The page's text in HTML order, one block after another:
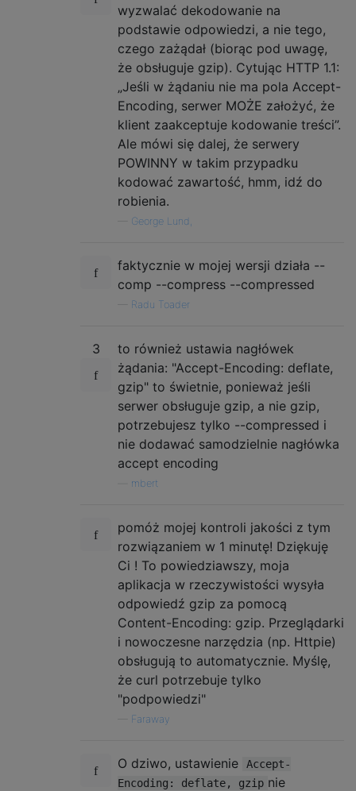
wyzwalać dekodowanie na
podstawie odpowiedzi, a nie tego,
czego zażądał (biorąc pod uwagę,
że obsługuje gzip). Cytując HTTP 1.1:
„Jeśli w żądaniu nie ma pola Accept-
Encoding, serwer MOŻE założyć, że
klient zaakceptuje kodowanie treści”.
Ale mówi się dalej, że serwery
POWINNY w takim przypadku
kodować zawartość, hmm, idź do
robienia.
George Lund,
faktycznie w mojej wersji działa --
comp --compress --compressed
Radu Toader
3
to również ustawia nagłówek
żądania: "Accept-Encoding: deflate,
gzip" to świetnie, ponieważ jeśli
serwer obsługuje gzip, a nie gzip,
potrzebujesz tylko --compressed i
nie dodawać samodzielnie nagłówka
accept encoding
mbert
pomóż mojej kontroli jakości z tym
rozwiązaniem w 1 minutę! Dziękuję
Ci ! To powiedziawszy, moja
aplikacja w rzeczywistości wysyła
odpowiedź gzip za pomocą
Content-Encoding: gzip. Przeglądarki
i nowoczesne narzędzia (np. Httpie)
obsługują to automatycznie. Myślę,
że curl potrzebuje tylko
"podpowiedzi"
Faraway
O dziwo, ustawienie
Accept-
Encoding: deflate, gzip nie